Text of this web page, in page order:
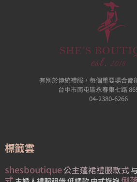
有別於傳統禮服，每個重要場合都
台中市南屯區永春東七路
04-2380-6266
標籤雲
shesboutique公主蓬裙禮服款式